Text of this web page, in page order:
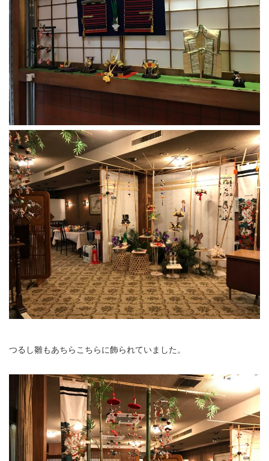
つるし雛もあちらこちらに飾られていました。